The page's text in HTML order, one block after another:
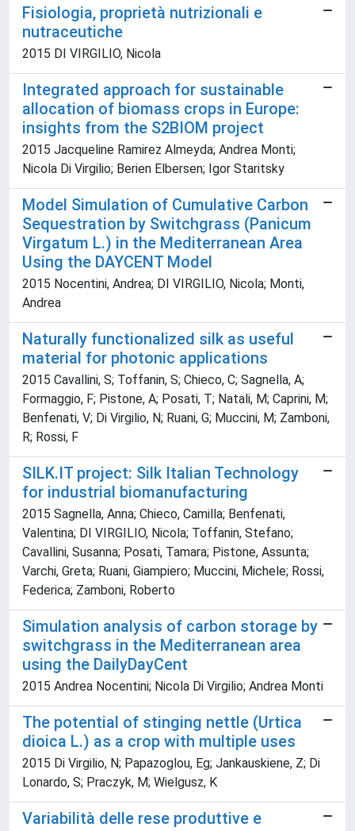
Fisiologia, proprietà nutrizionali e
nutraceutiche
2015 DI VIRGILIO, Nicola
Integrated approach for sustainable
allocation of biomass crops in Europe:
insights from the S2BIOM project
2015 Jacqueline Ramirez Almeyda; Andrea Monti;
Nicola Di Virgilio; Berien Elbersen; Igor Staritsky
Model Simulation of Cumulative Carbon
Sequestration by Switchgrass (Panicum
Virgatum L.) in the Mediterranean Area
Using the DAYCENT Model
2015 Nocentini, Andrea; DI VIRGILIO, Nicola; Monti,
Andrea
Naturally functionalized silk as useful
material for photonic applications
2015 Cavallini, S; Toffanin, S; Chieco, C; Sagnella, A;
Formaggio, F; Pistone, A; Posati, T; Natali, M; Caprini, M;
Benfenati, V; Di Virgilio, N; Ruani, G; Muccini, M; Zamboni,
R; Rossi, F
SILK.IT project: Silk Italian Technology
for industrial biomanufacturing
2015 Sagnella, Anna; Chieco, Camilla; Benfenati,
Valentina; DI VIRGILIO, Nicola; Toffanin, Stefano;
Cavallini, Susanna; Posati, Tamara; Pistone, Assunta;
Varchi, Greta; Ruani, Giampiero; Muccini, Michele; Rossi,
Federica; Zamboni, Roberto
Simulation analysis of carbon storage by
switchgrass in the Mediterranean area
using the DailyDayCent
2015 Andrea Nocentini; Nicola Di Virgilio; Andrea Monti
The potential of stinging nettle (Urtica
dioica L.) as a crop with multiple uses
2015 Di Virgilio, N; Papazoglou, Eg; Jankauskiene, Z; Di
Lonardo, S; Praczyk, M; Wielgusz, K
Variabilità delle rese produttive e